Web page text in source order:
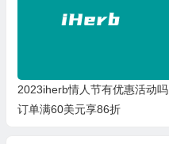
2023iherb情人节有优惠活动吗
订单满60美元享86折